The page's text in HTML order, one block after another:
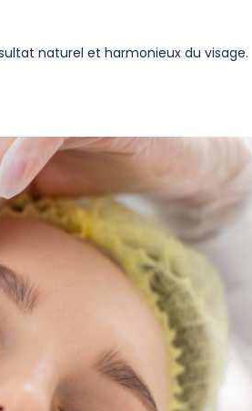
naturel et harmonieux du visage.